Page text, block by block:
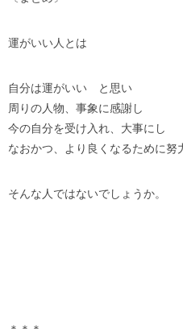
運がいい人とは
自分は運がいい と思い
周りの人物、事象に感謝し
今の自分を受け入れ、大事にし
なおかつ、より良くなるために努
そんな人ではないでしょうか。